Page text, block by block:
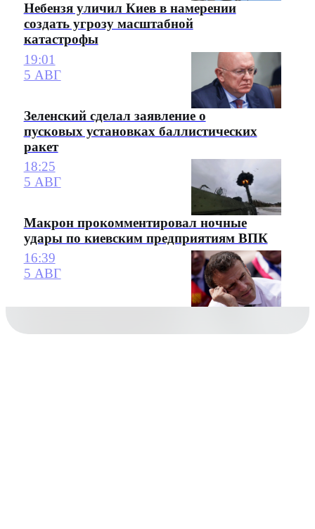
Небензя уличил Киев в намерении
создать угрозу масштабной
катастрофы
19:01
5 АВГ
Зеленский сделал заявление о
пусковых установках баллистических
ракет
18:25
5 АВГ
Макрон прокомментировал ночные
удары по киевским предприятиям ВПК
16:39
5 АВГ